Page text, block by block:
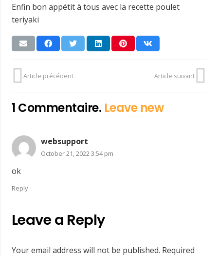
Enfin bon appétit à tous avec la recette poulet
teriyaki
Article précédent Article suivant
1 Commentaire. Leave new
websupport
October 21, 2022 3:54 pm
ok
Reply
Leave a Reply
Your email address will not be published. Required